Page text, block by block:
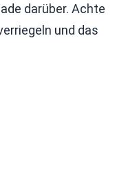
darüber. Achte
und das